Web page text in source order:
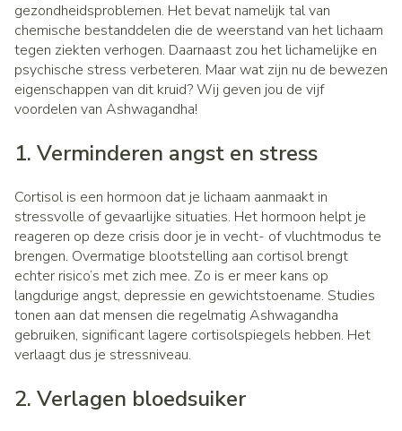
gezondheidsproblemen. Het bevat namelijk tal van
chemische bestanddelen die de weerstand van het lichaam
tegen ziekten verhogen. Daarnaast zou het lichamelijke en
psychische stress verbeteren. Maar wat zijn nu de bewezen
eigenschappen van dit kruid? Wij geven jou de vijf
voordelen van Ashwagandha!
1. Verminderen angst en stress
Cortisol is een hormoon dat je lichaam aanmaakt in
stressvolle of gevaarlijke situaties. Het hormoon helpt je
reageren op deze crisis door je in vecht- of vluchtmodus te
brengen. Overmatige blootstelling aan cortisol brengt
echter risico’s met zich mee. Zo is er meer kans op
langdurige angst, depressie en gewichtstoename. Studies
tonen aan dat mensen die regelmatig Ashwagandha
gebruiken, significant lagere cortisolspiegels hebben. Het
verlaagt dus je stressniveau.
2. Verlagen bloedsuiker